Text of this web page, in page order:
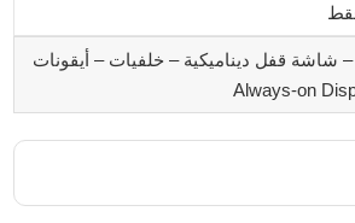
تصميم iOS – شاشة قفل ديناميكية – خلفيات – أيقونات